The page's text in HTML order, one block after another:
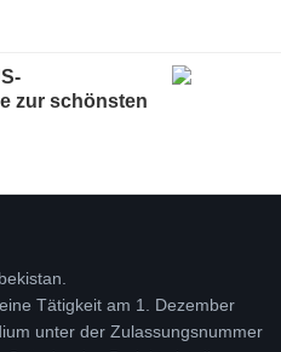
zur schönsten
Tätigkeit am 1. Dezember
unter der Zulassungsnummer